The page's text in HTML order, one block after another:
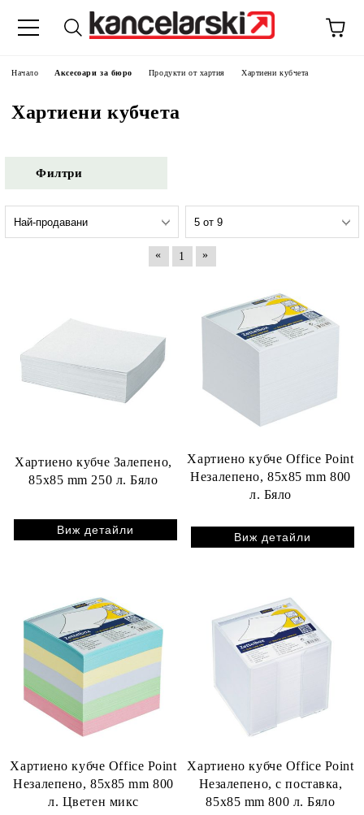
Начало Аксесоари за бюро Продукти от хартия Хартиени кубчета
Хартиени кубчета
Филтри
« 1 »
Хартиено кубче Залепено,
85x85 mm 250 л. Бяло
Виж детайли
Хартиено кубче Office Point
Незалепено, 85x85 mm 800
л. Бяло
Виж детайли
Хартиено кубче Office Point
Незалепено, 85x85 mm 800
л. Цветен микс
Хартиено кубче Office Point
Незалепено, с поставка,
85x85 mm 800 л. Бяло